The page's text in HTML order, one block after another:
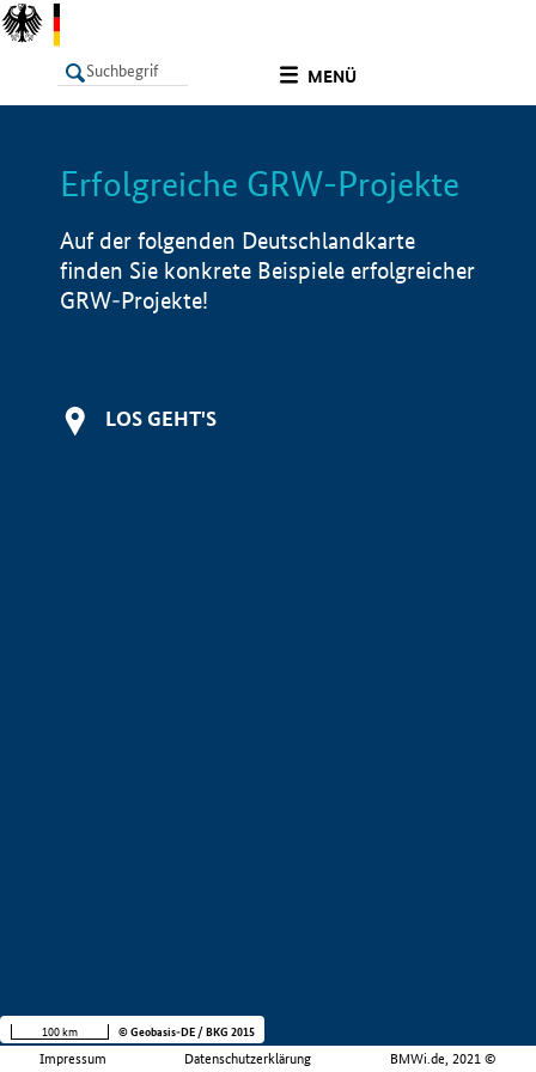
MENÜ
LISTE Info
Erfolgreiche GRW-Projekte
Auf der folgenden Deutschlandkarte
finden Sie konkrete Beispiele erfolgreicher
GRW-Projekte!
LOS GEHT'S
Impressum Datenschutzerklärung BMWi.de, 2021 ©
100 km © Geobasis-DE / BKG 2015